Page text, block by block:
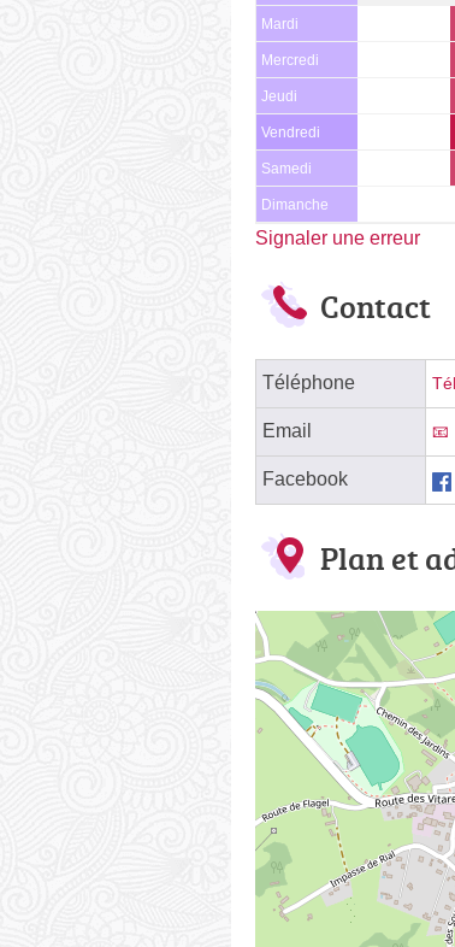
Mardi
Mercredi
Jeudi
Vendredi
Samedi
Dimanche
Signaler une erreur
Contact
Téléphone
Email
Facebook
Plan et